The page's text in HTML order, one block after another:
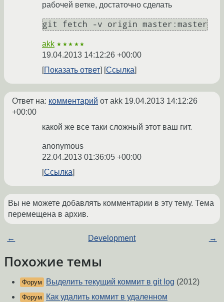
рабочей ветке, достаточно сделать
git fetch -v origin master:master
akk ★★★★★
19.04.2013 14:12:26 +00:00
Показать ответ
Ссылка
Ответ на: комментарий от akk 19.04.2013 14:12:26
+00:00
какой же все таки сложный этот ваш гит.
anonymous
22.04.2013 01:36:05 +00:00
Ссылка
Вы не можете добавлять комментарии в эту тему. Тема
перемещена в архив.
← Development →
Похожие темы
Форум Выделить текущий коммит в git log (2012)
Форум
Как удалить коммит в удаленном